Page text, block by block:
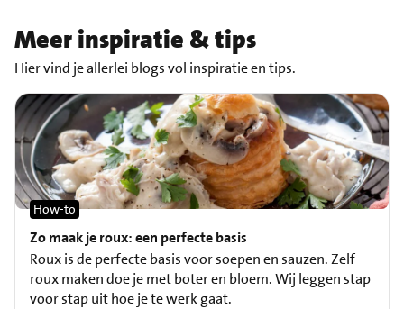
Meer inspiratie & tips
Hier vind je allerlei blogs vol inspiratie en tips.
Zo maak je roux: een perfecte basis
How-to
Roux is de perfecte basis voor soepen en sauzen. Zelf
roux maken doe je met boter en bloem. Wij leggen stap
voor stap uit hoe je te werk gaat.